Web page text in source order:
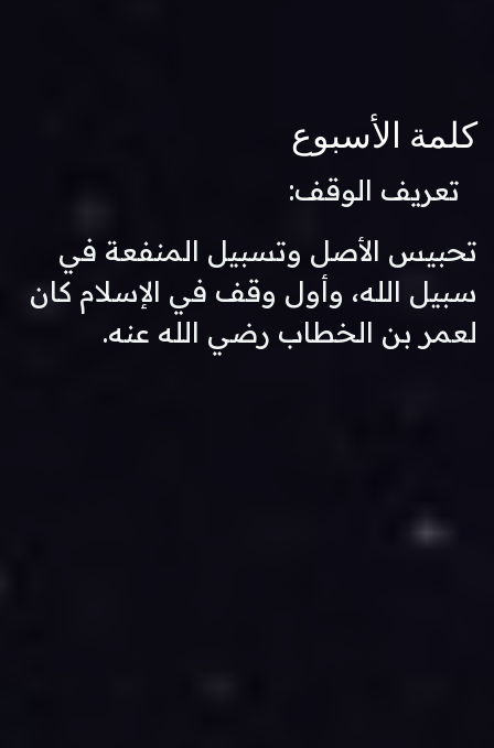
كلمة الأسبوع
تعريف الوقف:
تحبيس الأصل وتسبيل المنفعة في
سبيل الله، وأول وقف في الإسلام كان
لعمر بن الخطاب رضي الله عنه.